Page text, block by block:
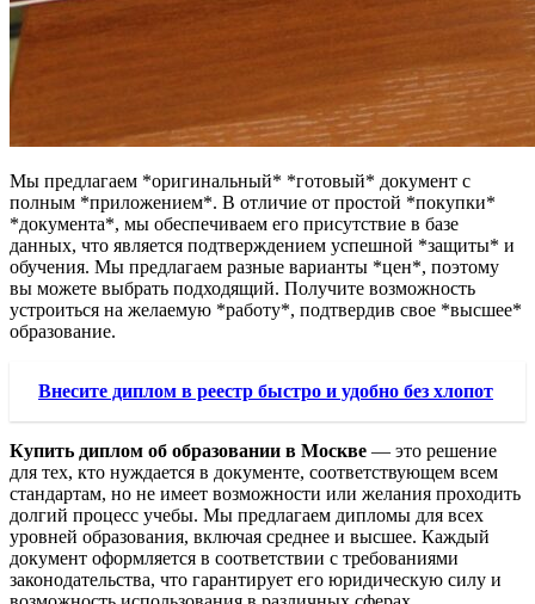
Мы предлагаем *оригинальный* *готовый* документ с
полным *приложением*. В отличие от простой *покупки*
*документа*, мы обеспечиваем его присутствие в базе
данных, что является подтверждением успешной *защиты* и
обучения. Мы предлагаем разные варианты *цен*, поэтому
вы можете выбрать подходящий. Получите возможность
устроиться на желаемую *работу*, подтвердив свое *высшее*
образование.
Внесите диплом в реестр быстро и удобно без хлопот
Купить диплом об образовании в Москве — это решение
для тех, кто нуждается в документе, соответствующем всем
стандартам, но не имеет возможности или желания проходить
долгий процесс учебы. Мы предлагаем дипломы для всех
уровней образования, включая среднее и высшее. Каждый
документ оформляется в соответствии с требованиями
законодательства, что гарантирует его юридическую силу и